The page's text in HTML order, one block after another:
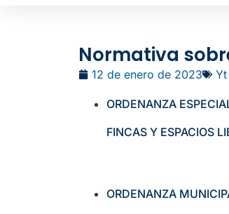
Normativa
12 de enero de 2023
ORDENANZA
FINCAS Y ESPACIOS
ORDENANZA